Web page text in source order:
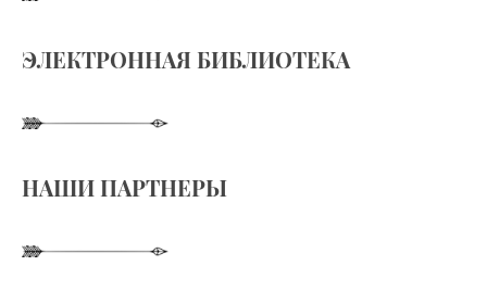
ЭЛЕКТРОННАЯ БИБЛИОТЕКА
НАШИ ПАРТНЕРЫ